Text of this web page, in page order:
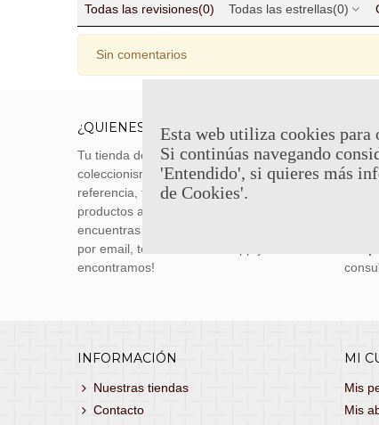
Todas las revisiones(0) Todas las estrellas(0)
Sin comentarios
¿QUIENES SOMOS?
Tu tienda de merchandising, artículos de
coleccionismo y réplicas históricas de
referencia, tenemos una gran variedad de
productos a los mejores precios. Si no
encuentras lo que buscas, danos un toque
por email, teléfono o Whatsapp y te lo
encontramos!
INFORMACIÓN
Nuestras tiendas
Contacto
MI
Mis
Mis
Esta web utiliza cookies para
Si continúas navegando
'Entendido', si quieres más
de Cookies'.